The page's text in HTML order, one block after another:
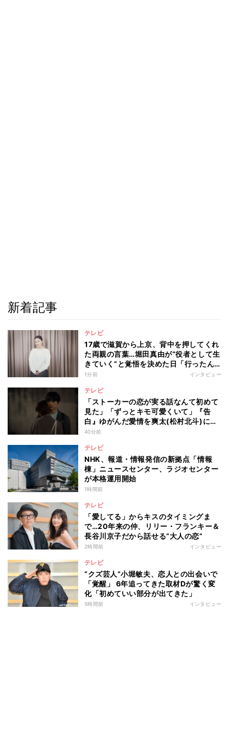
新着記事
テレビ
17歳で滋賀から上京、背中を押してくれ
た両親の言葉…堀田真由が“役者として生
きていく”と覚悟を決めた日「行ったん
やったら、もう帰られへんな」
1分前 インタビュー
テレビ
「ストーカーの恋が実る話なんて初めて
見た」「ずっとキモ可愛くいて」『告
白』ゆがんだ愛情を爽太(松村北斗)に向
ける視聴者の声
40分前
テレビ
NHK、報道・情報発信の新拠点「情報
棟」ニュースセンター、ラジオセンター
が本格運用開始
1時間前
テレビ
「愛してる」からキスのタイミングま
で…20年来の仲、リリー・フランキー＆
長谷川京子だから話せる“大人の恋”
2時間前 インタビュー
テレビ
“クズ芸人”小堀敏夫、恋人との出会いで
「覚醒」 6年追ってきた取材Dが驚く変
化「初めていい部分が出てきた」
5時間前 インタビュー